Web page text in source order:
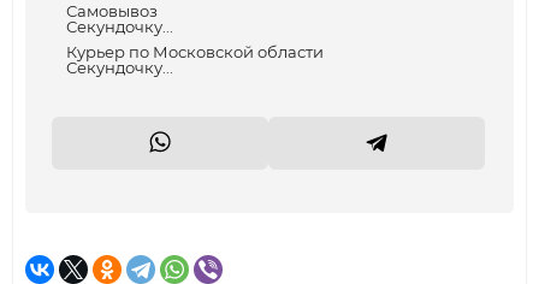
Самовывоз
Секундочку...
Курьер по Московской области
Секундочку...